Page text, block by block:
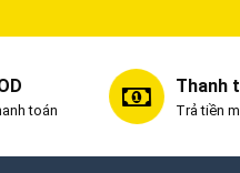
toán
Thanh
Trả tiền